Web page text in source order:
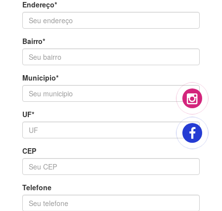
Endereço*
Bairro*
Municipio*
UF*
CEP
Telefone